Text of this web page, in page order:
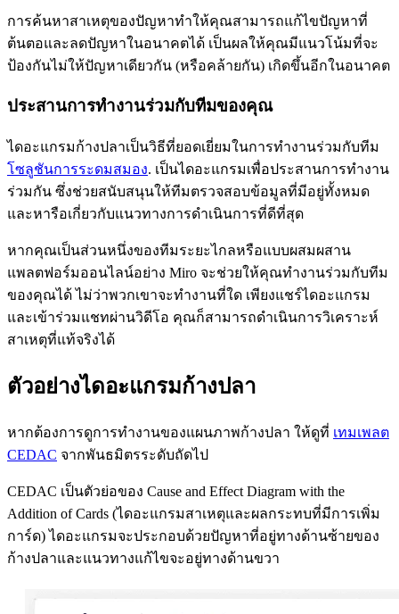
การค้นหาสาเหตุของปัญหาทำให้คุณสามารถแก้ไขปัญหาที่
ต้นตอและลดปัญหาในอนาคตได้ เป็นผลให้คุณมีแนวโน้มที่จะ
ป้องกันไม่ให้ปัญหาเดียวกัน (หรือคล้ายกัน) เกิดขึ้นอีกในอนาคต
ประสานการทำงานร่วมกับทีมของคุณ
ไดอะแกรมก้างปลาเป็นวิธีที่ยอดเยี่ยมในการทำงานร่วมกับทีม
โซลูชันการระดมสมอง. เป็นไดอะแกรมเพื่อประสานการทำงาน
ร่วมกัน ซึ่งช่วยสนับสนุนให้ทีมตรวจสอบข้อมูลที่มีอยู่ทั้งหมด
และหารือเกี่ยวกับแนวทางการดำเนินการที่ดีที่สุด
หากคุณเป็นส่วนหนึ่งของทีมระยะไกลหรือแบบผสมผสาน
แพลตฟอร์มออนไลน์อย่าง Miro จะช่วยให้คุณทำงานร่วมกับทีม
ของคุณได้ ไม่ว่าพวกเขาจะทำงานที่ใด เพียงแชร์ไดอะแกรม
และเข้าร่วมแชทผ่านวิดีโอ คุณก็สามารถดำเนินการวิเคราะห์
สาเหตุที่แท้จริงได้
ตัวอย่างไดอะแกรมก้างปลา
หากต้องการดูการทำงานของแผนภาพก้างปลา ให้ดูที่ เทมเพลต
CEDAC จากพันธมิตรระดับถัดไป
CEDAC เป็นตัวย่อของ Cause and Effect Diagram with the
Addition of Cards (ไดอะแกรมสาเหตุและผลกระทบที่มีการเพิ่ม
การ์ด) ไดอะแกรมจะประกอบด้วยปัญหาที่อยู่ทางด้านซ้ายของ
ก้างปลาและแนวทางแก้ไขจะอยู่ทางด้านขวา